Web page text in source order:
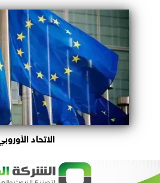
الاتحاد